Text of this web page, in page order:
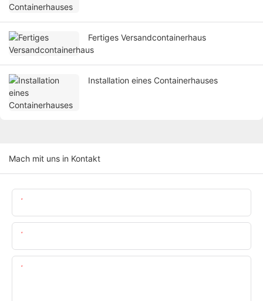
Fertiges Versandcontainerhaus
Installation eines Containerhauses
Mach mit uns in Kontakt